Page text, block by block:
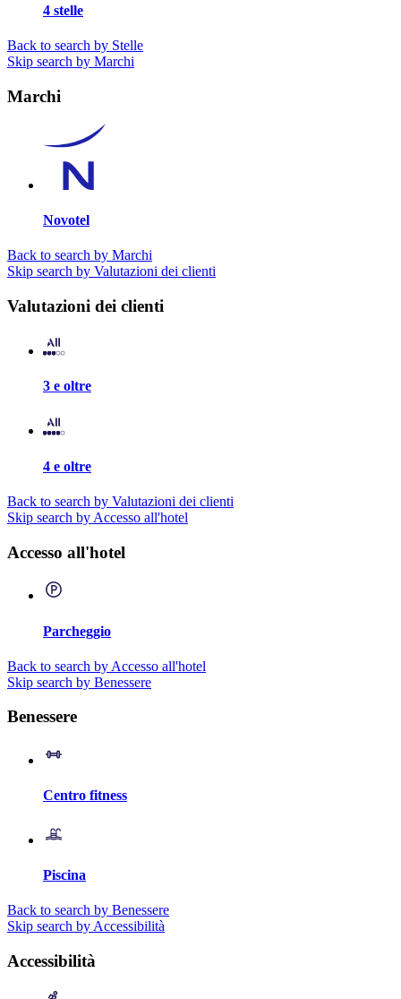
4 stelle
Back to search by Stelle
Skip search by Marchi
Marchi
Novotel
Back to search by Marchi
Skip search by Valutazioni dei clienti
Valutazioni dei clienti
3 e oltre
4 e oltre
Back to search by Valutazioni dei clienti
Skip search by Accesso all'hotel
Accesso all'hotel
Parcheggio
Back to search by Accesso all'hotel
Skip search by Benessere
Benessere
Centro fitness
Piscina
Back to search by Benessere
Skip search by Accessibilità
Accessibilità